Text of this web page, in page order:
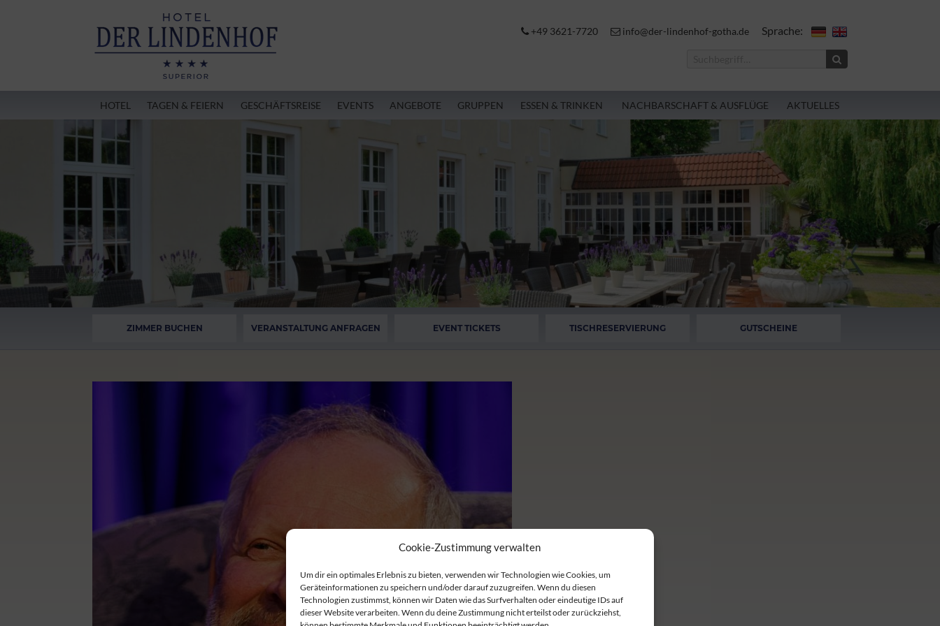
Cookie-Zustimmung verwalten
Um dir ein optimales Erlebnis zu bieten, verwenden wir Technologien wie Cookies, um
Geräteinformationen zu speichern und/oder darauf zuzugreifen. Wenn du diesen
Technologien zustimmst, können wir Daten wie das Surfverhalten oder eindeutige IDs auf
dieser Website verarbeiten. Wenn du deine Zustimmung nicht erteilst oder zurückziehst,
+49 3621-7720 info@der-lindenhof-gotha.de Sprache:
HOTEL TAGEN & FEIERN GESCHÄFTSREISE EVENTS ANGEBOTE GRUPPEN ESSEN & TRINKEN NACHBARSCHAFT & AUSFLÜGE AKTUELLES
ZIMMER BUCHEN VERANSTALTUNG ANFRAGEN EVENT TICKETS TISCHRESERVIERUNG GUTSCHEINE